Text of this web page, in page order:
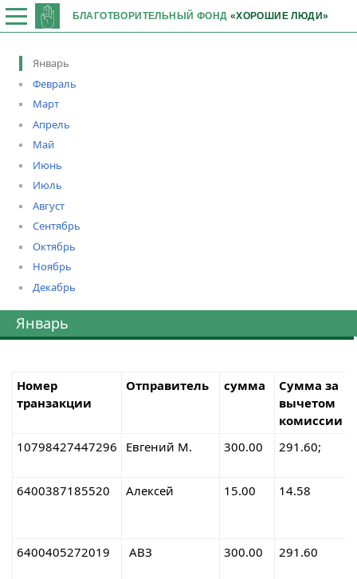
БЛАГОТВОРИТЕЛЬНЫЙ ФОНД «ХОРОШИЕ ЛЮДИ»
Январь
Февраль
Март
Апрель
Май
Июнь
Июль
Август
Сентябрь
Октябрь
Ноябрь
Декабрь
Январь
Номер
транзакции
Отправитель сумма
Сумма за
вычетом
комиссии
10798427447296 Евгений М. 300.00 291.60;
6400387185520
Алексей 15.00 14.58
6400405272019 АВЗ 300.00 291.60